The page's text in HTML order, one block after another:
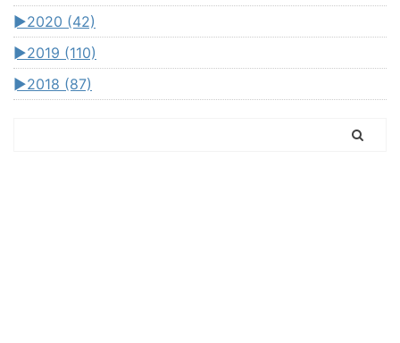
►2020 (42)
►2019 (110)
►2018 (87)